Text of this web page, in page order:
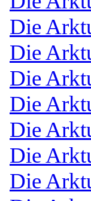
Die
Die
Die
Die
Die
Die
Die